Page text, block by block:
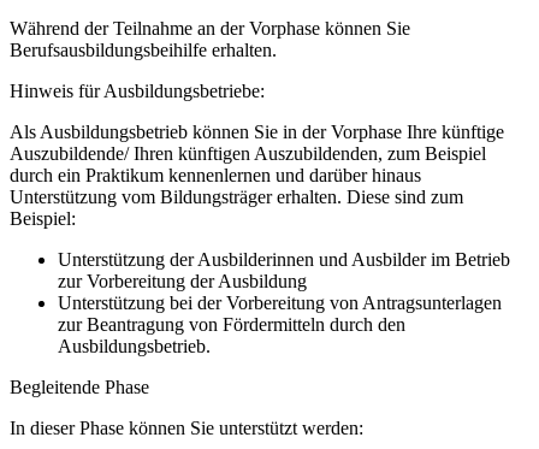
Während der Teilnahme an der Vorphase können Sie
Berufsausbildungsbeihilfe erhalten.
Hinweis für Ausbildungsbetriebe:
Als Ausbildungsbetrieb können Sie in der Vorphase Ihre künftige
Auszubildende/ Ihren künftigen Auszubildenden, zum Beispiel
durch ein Praktikum kennenlernen und darüber hinaus
Unterstützung vom Bildungsträger erhalten. Diese sind zum
Beispiel:
Unterstützung der Ausbilderinnen und Ausbilder im Betrieb
zur Vorbereitung der Ausbildung
Unterstützung bei der Vorbereitung von Antragsunterlagen
zur Beantragung von Fördermitteln durch den
Ausbildungsbetrieb.
Begleitende Phase
In dieser Phase können Sie unterstützt werden: